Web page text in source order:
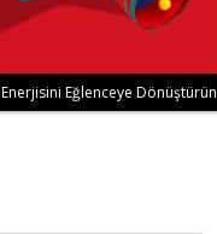
Enerjisini Eğlenceye Dönüştürün